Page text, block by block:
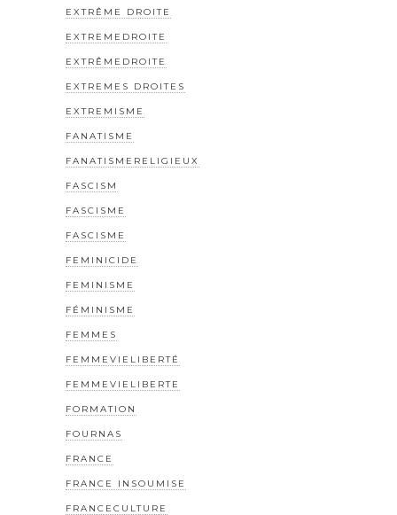
EXTRÊME DROITE
EXTREMEDROITE
EXTRÊMEDROITE
EXTREMES DROITES
EXTREMISME
FANATISME
FANATISMERELIGIEUX
FASCISM
FASCISME
FASCISME
FEMINICIDE
FEMINISME
FÉMINISME
FEMMES
FEMMEVIELIBERTÉ
FEMMEVIELIBERTE
FORMATION
FOURNAS
FRANCE
FRANCE INSOUMISE
FRANCECULTURE